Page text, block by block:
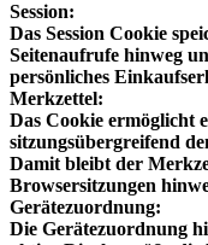
Session:
Das Session Cookie
Seitenaufrufe hinweg
persönliches
Merkzettel:
Das Cookie ermöglicht
sitzungsübergreifend
Damit bleibt der
Browsersitzungen
Gerätezuordnung:
Die Gerätezuordnung